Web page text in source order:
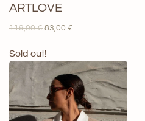
ARTLOVE
119,00€ Il
originale
era:
119,00 €.
83,00 €
è:
83,00 €.
Sold out!